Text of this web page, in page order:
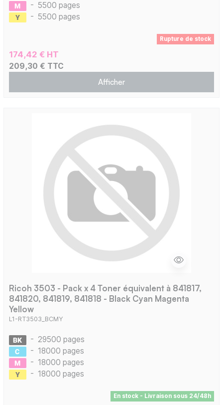
- 5500 pages
- 5500 pages
Rupture de stock
174,42 € HT
209,30 € TTC
Afficher
Ricoh 3503 - Pack x 4 Toner équivalent à 841817,
841820, 841819, 841818 - Black Cyan Magenta
Yellow
L1-RT3503_BCMY
- 29500 pages
- 18000 pages
- 18000 pages
- 18000 pages
En stock - Livraison sous 24/48h